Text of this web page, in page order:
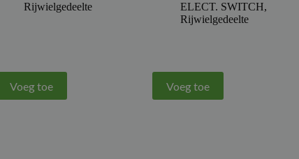
Rijwielgedeelte
Voeg toe
ELECT. SWITCH,
Rijwielgedeelte
Voeg toe